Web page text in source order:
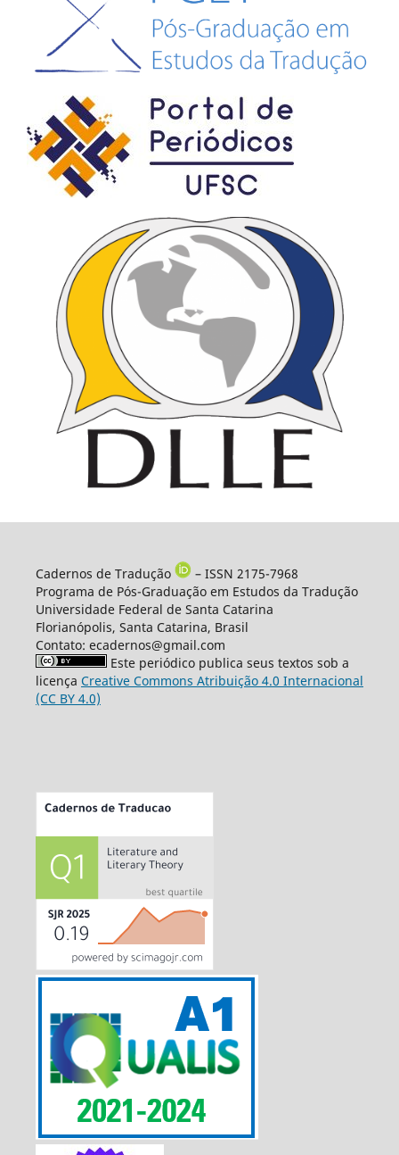
Cadernos de Tradução
– ISSN 2175-7968
Programa de Pós-Graduação em Estudos da Tradução
Universidade Federal de Santa Catarina
Florianópolis, Santa Catarina, Brasil
Contato: ecadernos@gmail.com
Este periódico publica seus textos sob a
licença Creative Commons Atribuição 4.0 Internacional
(CC BY 4.0)